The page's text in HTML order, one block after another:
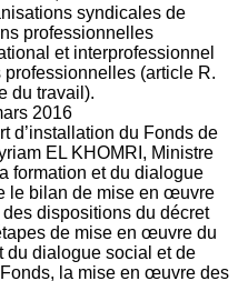
syndicales de
professionnelles
et interprofessionnel
(article R.
du travail).
2016
d’installation du Fonds de
EL KHOMRI, Ministre
formation et du dialogue
le bilan de mise en œuvre
dispositions du décret
de mise en œuvre du
du dialogue social et de
Fonds, la mise en œuvre des